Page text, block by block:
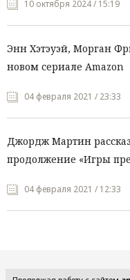
10 октября 2024 / 15:19
Энн Хэтэуэй, Морган
новом сериале Amazon
04 февраля 2021 / 23:33
Джордж Мартин
продолжение «Игры
04 февраля 2021 / 12:33